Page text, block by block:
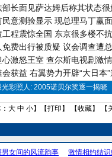
部长面见萨达姆后称其状态很
民意测验显示 现总理马丁赢
工程震惊全国 东京很多楼不
费出行被质疑 议会调查遭
激怒王室 查尔斯电视剧激
会获益 右翼势力开辟“大日本”
光彩照人: 2005诺贝尔奖逐一揭晓
大 中 小】【打印 】 【收藏】 【